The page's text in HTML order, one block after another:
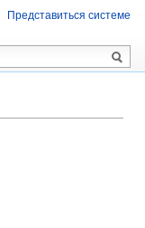
Представиться системе